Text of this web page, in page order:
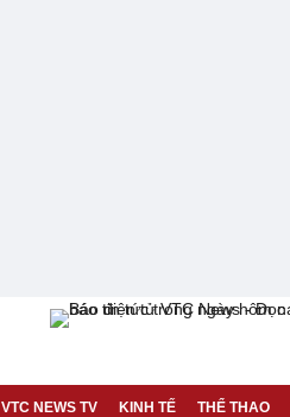
VTC NEWS TV KINH TẾ THỂ THAO